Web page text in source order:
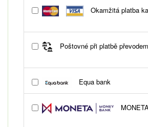
Okamžitá platba
Poštovné při platbě
Equa bank